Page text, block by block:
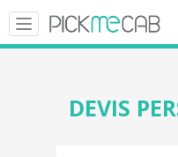
Toggle
navigation
DEVIS